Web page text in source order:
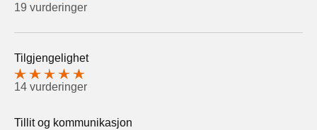
19 vurderinger
Tilgjengelighet
14 vurderinger
Tillit og kommunikasjon